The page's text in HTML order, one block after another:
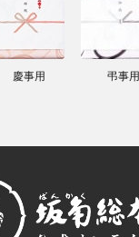
慶事用 弔事用